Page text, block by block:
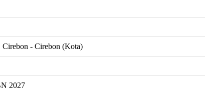
Cirebon - Cirebon (Kota)
2027